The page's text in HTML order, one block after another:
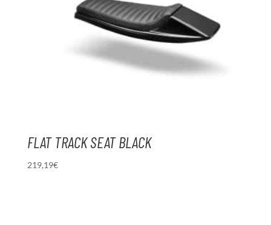
FLAT TRACK SEAT BLACK
219,19€